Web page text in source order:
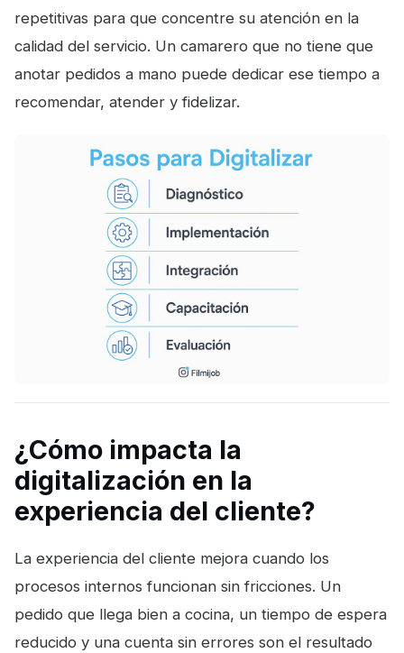
repetitivas para que concentre su atención en la
calidad del servicio. Un camarero que no tiene que
anotar pedidos a mano puede dedicar ese tiempo a
recomendar, atender y fidelizar.
¿Cómo impacta la
digitalización en la
experiencia del cliente?
La experiencia del cliente mejora cuando los
procesos internos funcionan sin fricciones. Un
pedido que llega bien a cocina, un tiempo de espera
reducido y una cuenta sin errores son el resultado